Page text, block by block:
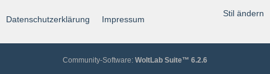
Stil ändern
Datenschutzerklärung Impressum
Community-Software: WoltLab Suite™ 6.2.6